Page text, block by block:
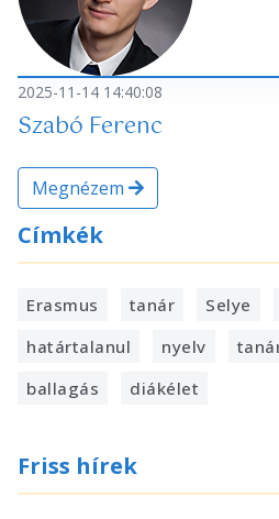
2025-11-14 14:40:08
Szabó Ferenc
Megnézem
Címkék
Erasmus tanár Selye
határtalanul
nyelv
ballagás
diákélet
Friss hírek